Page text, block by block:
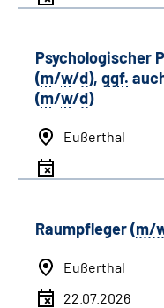
Psychologischer
(m/w/d), ggf.
(m/w/d)
Eußerthal
Raumpfleger (m/
Eußerthal
22.07.2026